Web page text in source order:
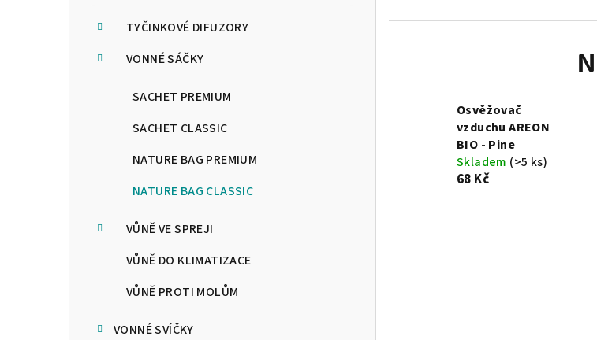
TYČINKOVÉ DIFUZORY
VONNÉ SÁČKY
SACHET PREMIUM
SACHET CLASSIC
NATURE BAG PREMIUM
NATURE BAG CLASSIC
VŮNĚ VE SPREJI
VŮNĚ DO KLIMATIZACE
VŮNĚ PROTI MOLŮM
VONNÉ SVÍČKY
Osvěžovač
vzduchu AREON
BIO - Pine
Skladem (>5 ks)
68 Kč